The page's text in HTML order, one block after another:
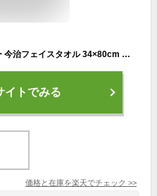
名前が刺繍で入る アンダーアーマー 今治フェイスタオル 34×80cm 名入れ 野球 サッカー バスケットボール バスケ 卒業記念品 卒園記念品 卒団記念品 卒部記念品 プレゼント 卒業記念 卒団 卒園 卒部 記念品 部活 クラブ 卒園記念 SI-1353581
イトでみる
価格と在庫を楽天でチェック >>